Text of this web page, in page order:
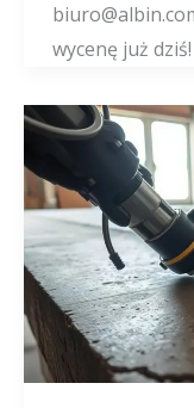
wycenę już dziś!